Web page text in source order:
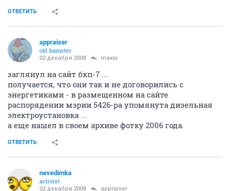
ОТВЕТИТЬ
appraiser
old hamster
02 декабря 2008 maxxx
заглянул на сайт бкп-7 ...
получается, что они так и не договорились с
энергетиками - в размещенном на сайте
распорядении мэрии 5426-ра упомянута дизельная
электроустановка ...
а еще нашел в своем архиве фотку 2006 года.
ОТВЕТИТЬ
nevedimka
activist
02 декабря 2008 appraiser